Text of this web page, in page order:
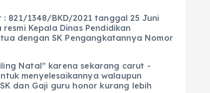
821/1348/BKD/2021 tanggal 25 Juni
Kepala Dinas Pendidikan
dengan SK Pengangkatannya Nomor
Natal” karena sekarang carut -
menyelesaikannya walaupun
dan Gaji guru honor kurang lebih